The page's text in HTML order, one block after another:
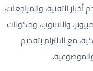
التقنية، والمراجعات،
واللابتوب، ومكونات
مع الالتزام بتقديم